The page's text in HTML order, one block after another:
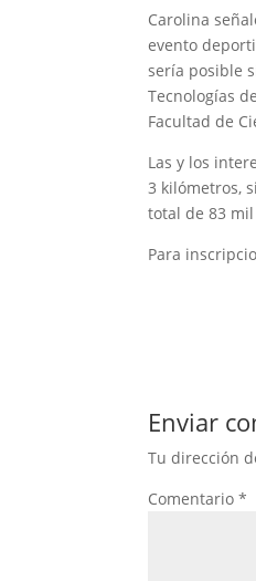
Carolina
evento
sería posible
Tecnologías
Facultad de
Las y los
3 kilómetros,
total de 83
Para
Enviar
Tu dirección
Comentario*